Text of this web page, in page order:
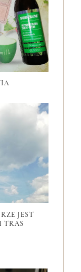
JEST
TRAS